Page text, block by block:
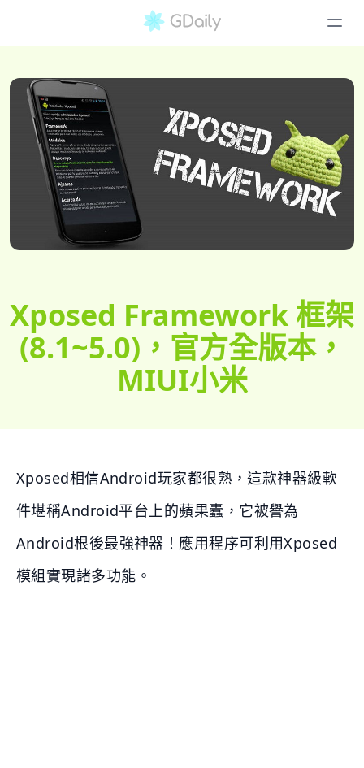
Xposed Framework 框架
(8.1~5.0)，官方全版本，
MIUI小米
Xposed相信Android玩家都很熟，這款神器級軟
件堪稱Android平台上的蘋果蠹，它被譽為
Android根後最強神器！應用程序可利用Xposed
模組實現諸多功能。